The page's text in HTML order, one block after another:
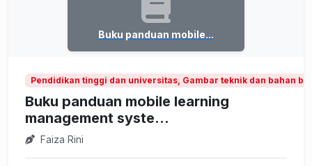
Buku panduan mobile...
Pendidikan tinggi dan universitas, Gambar teknik dan bahan
Buku panduan mobile learning
management syste...
Faiza Rini